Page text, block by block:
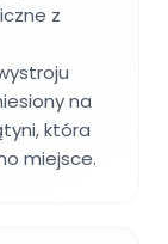
z
na
która
miejsce.